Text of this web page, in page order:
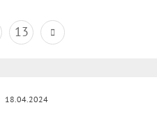
13
18.04.2024